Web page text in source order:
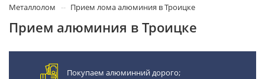
Металлолом Прием лома алюминия в Троицке
Прием алюминия в Троицке
Покупаем алюминний дорого;